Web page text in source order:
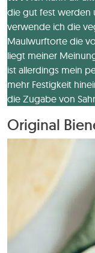
die gut fest werden
verwende ich die
Maulwurftorte die
liegt meiner
ist allerdings mein
mehr Festigkeit
die Zugabe von
Original